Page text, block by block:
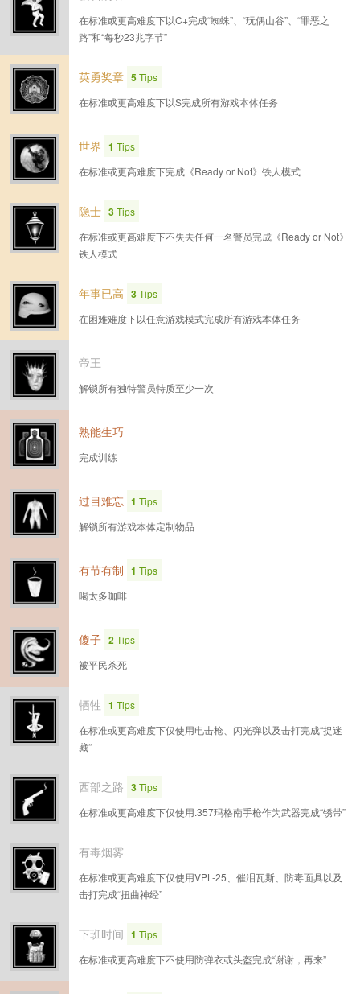
在标准或更高难度下以C+完成“蜘蛛”、“玩偶山谷”、“罪恶之
路”和“每秒23兆字节”
英勇奖章 5Tips
在标准或更高难度下以S完成所有游戏本体任务
世界 1 Tips
在标准或更高难度下完成《Ready or Not》铁人模式
隐士 3Tips
在标准或更高难度下不失去任何一名警员完成《Ready or Not》
铁人模式
年事已高 3Tips
在困难难度下以任意游戏模式完成所有游戏本体任务
帝王
解锁所有独特警员特质至少一次
熟能生巧
完成训练
过目难忘 1 Tips
解锁所有游戏本体定制物品
有节有制 1 Tips
喝太多咖啡
傻子 2Tips
被平民杀死
牺牲 1 Tips
在标准或更高难度下仅使用电击枪、闪光弹以及击打完成“捉迷
藏”
西部之路 3Tips
在标准或更高难度下仅使用.357玛格南手枪作为武器完成“锈带”
有毒烟雾
在标准或更高难度下仅使用VPL-25、催泪瓦斯、防毒面具以及
击打完成“扭曲神经”
下班时间 1 Tips
在标准或更高难度下不使用防弹衣或头盔完成“谢谢，再来”